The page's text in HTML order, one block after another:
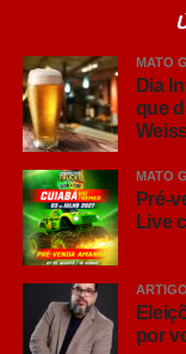
consumo. Embora
e Ultra façam
ainda há dúvidas
um deles.
amargor e até
que cada cerveja
“Hoje o brasileiro
consome.
aroma, o que
descobrir como a
e torna a
MATO
Dia
que
MATO
Pré-
Live
por